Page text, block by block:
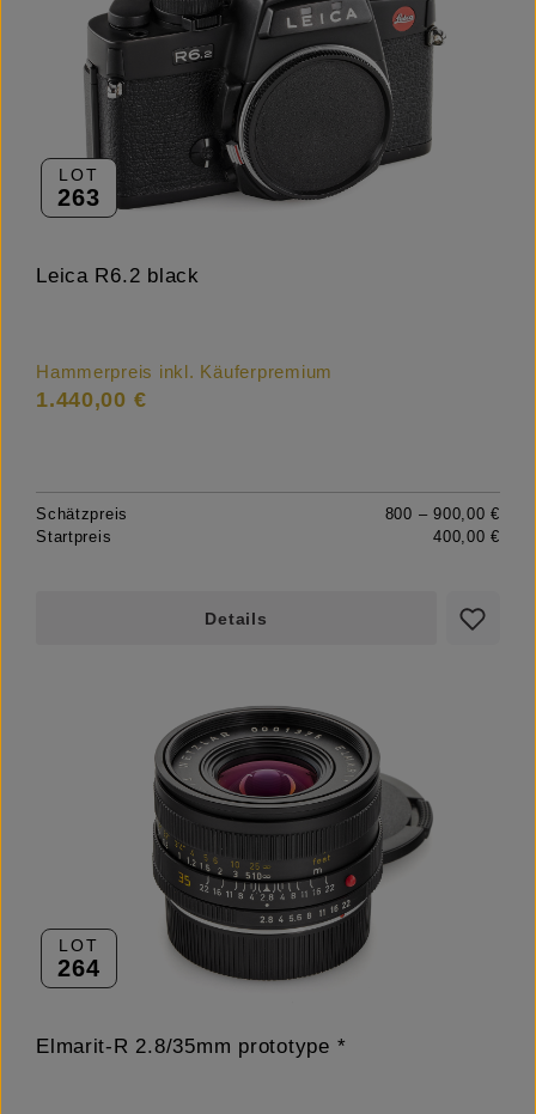
LOT
263
Leica R6.2 black
Hammerpreis inkl. Käuferpremium
1.440,00 €
Schätzpreis
800 – 900,00 €
Startpreis
400,00 €
Details
LOT
264
Elmarit-R 2.8/35mm prototype *